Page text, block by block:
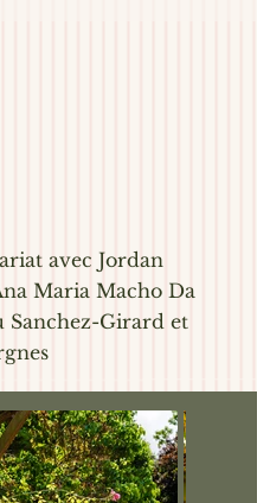
avec Jordan
Maria Macho Da
Sanchez-Girard et